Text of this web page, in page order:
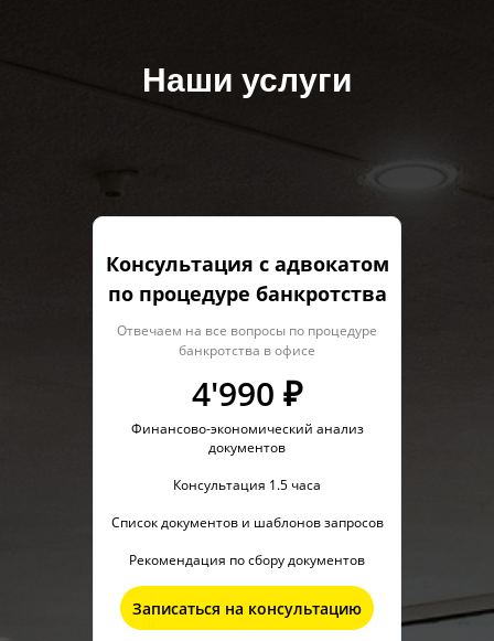
Наши услуги
Отвечаем на все вопросы по процедуре
банкротства в офисе
Консультация с адвокатом
по процедуре банкротства
Записаться на консультацию
4'990 ₽
Финансово-экономический анализ
документов
Консультация 1.5 часа
Список документов и шаблонов запросов
Рекомендация по сбору документов